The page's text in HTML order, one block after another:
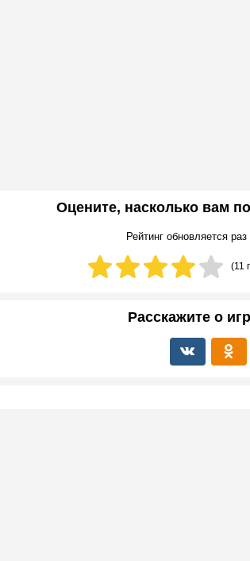
Оцените, насколько вам
Рейтинг обновляется
(11
Расскажите о